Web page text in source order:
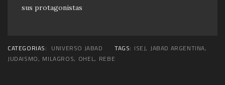
sus protagonistas
CATEGORIAS: UNIVERSO JABAD TAGS: ISEJ, JABAD ARGENTINA,
JUDAISMO, MILAGROS, OHEL, REBE